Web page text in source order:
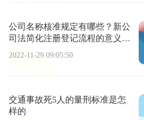
公司名称核准规定有哪些？新公
司法简化注册登记流程的意义是
2022-11-29 09:05:50
交通事故死5人的量刑标准是怎
样的